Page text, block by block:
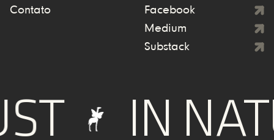
Contato
Facebook
Medium
Substack
IN